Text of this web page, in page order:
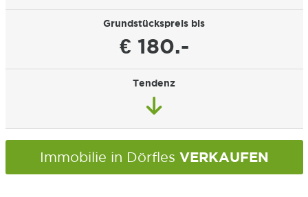
Grundstückspreis bis
€ 180.-
Tendenz
Immobilie in Dörfles VERKAUFEN